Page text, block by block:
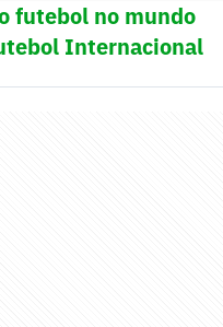
futebol no mundo
Internacional